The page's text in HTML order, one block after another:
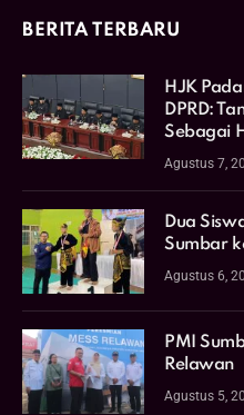
BERITA TERBARU
HJK
DPRD:
Sebagai
Agustus 7,
Dua
Sumbar
Agustus 6,
PMI
Relawan
Agustus 5,